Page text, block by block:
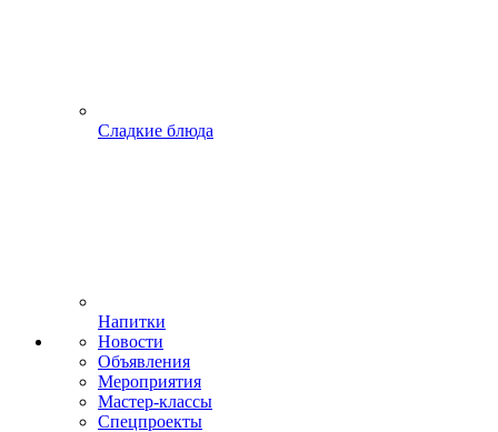
Сладкие блюда
Напитки
Новости
Объявления
Мероприятия
Мастер-классы
Спецпроекты